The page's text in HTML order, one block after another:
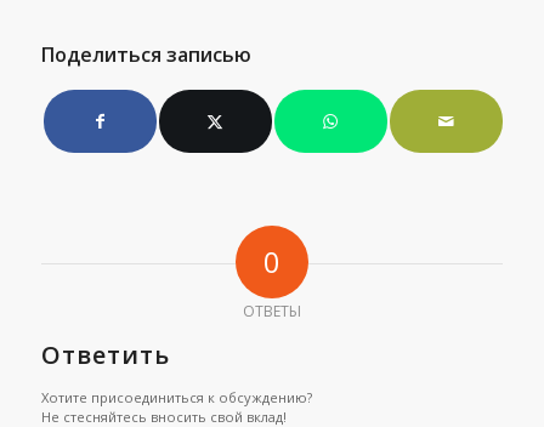
Поделиться записью
0
ОТВЕТЫ
Ответить
Хотите присоединиться к обсуждению?
Не стесняйтесь вносить свой вклад!